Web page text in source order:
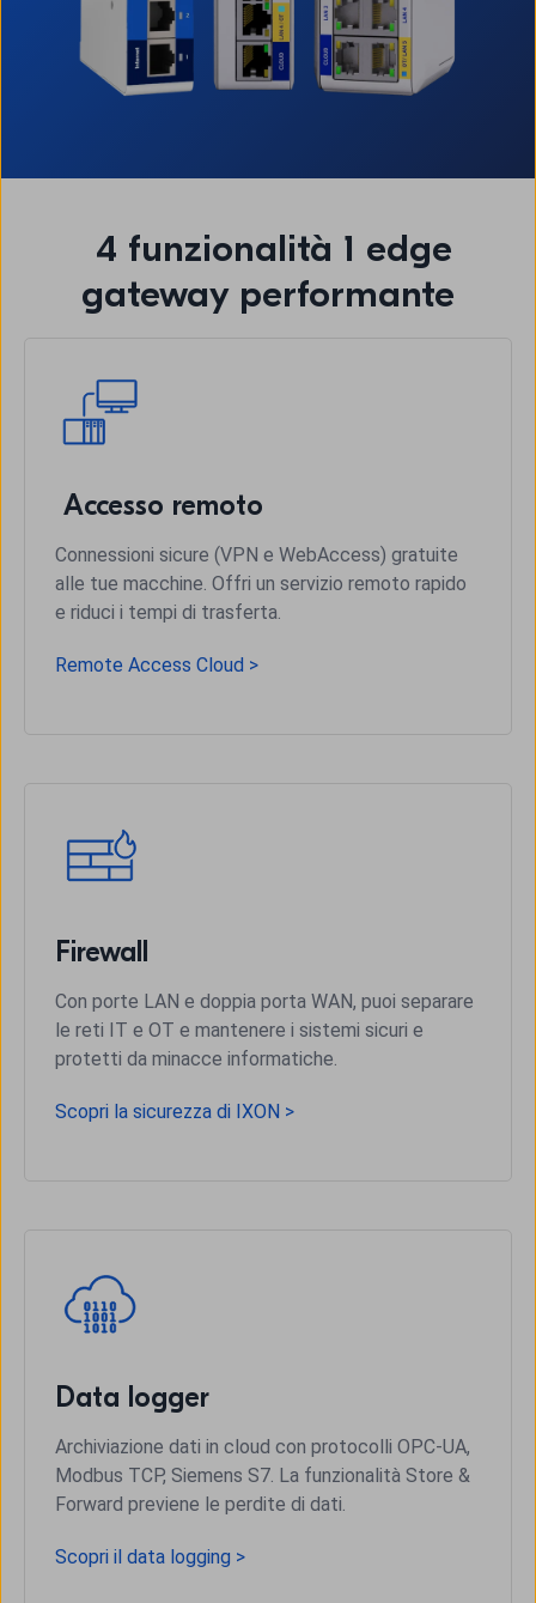
4 funzionalità 1 edge
gateway performante
Accesso remoto
Connessioni sicure (VPN e WebAccess) gratuite
alle tue macchine. Offri un servizio remoto rapido
e riduci i tempi di trasferta.
Remote Access Cloud >
Firewall
Con porte LAN e doppia porta WAN, puoi separare
le reti IT e OT e mantenere i sistemi sicuri e
protetti da minacce informatiche.
Scopri la sicurezza di IXON >
Data logger
Archiviazione dati in cloud con protocolli OPC-UA,
Modbus TCP, Siemens S7. La funzionalità Store &
Forward previene le perdite di dati.
Scopri il data logging >